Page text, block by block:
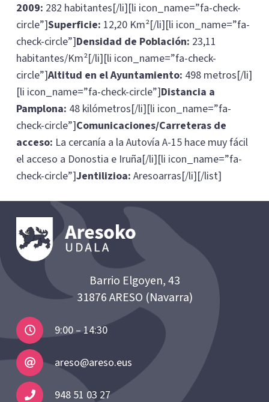
2009: 282 habitantes[/li][li icon_name=”fa-check-
circle”]Superficie: 12,20 Km²[/li][li icon_name=”fa-
check-circle”]Densidad de Población: 23,11
habitantes/Km²[/li][li icon_name=”fa-check-
circle”]Altitud en el Ayuntamiento: 498 metros[/li]
[li icon_name=”fa-check-circle”]Distancia a
Pamplona: 48 kilómetros[/li][li icon_name=”fa-
check-circle”]Comunicaciones/Carreteras de
acceso: La cercanía a la Autovía A-15 hace muy fácil
el acceso a Donostia e Iruña[/li][li icon_name=”fa-
check-circle”]Jentilizioa: Aresoarras[/li][/list]
Barrio Elgoyen, 43
31876 ARESO (Navarra)
9:00 – 14:30
areso@areso.eus
948 51 03 27